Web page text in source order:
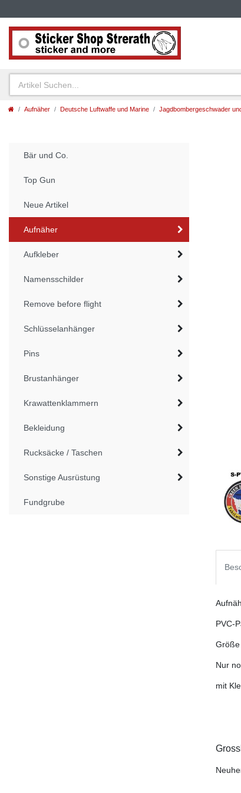
Aufnäher Deutsche Luftwaffe und Marine Jagdbombergeschwader
Bär und Co.
Top Gun
Neue Artikel
Aufnäher
Aufkleber
Namensschilder
Remove before flight
Schlüsselanhänger
Pins
Brustanhänger
Krawattenklammern
Bekleidung
Rucksäcke / Taschen
Sonstige Ausrüstung
Fundgrube
PVC-
Nur
mit